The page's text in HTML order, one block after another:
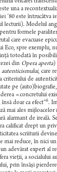
una a
’80 este
Modelul
formele
care evacuase
Eco, spre exemplu,
totodată în
din Opera aperta)
autenticismului, care
de
pe
«concretului
doar ca efect”6.
mai ales
alarmant de ireală.
calificat drept un
scriiturii
mai reduce, în nici
adevărat expert al
vieţii, a socialului
prin însăşi